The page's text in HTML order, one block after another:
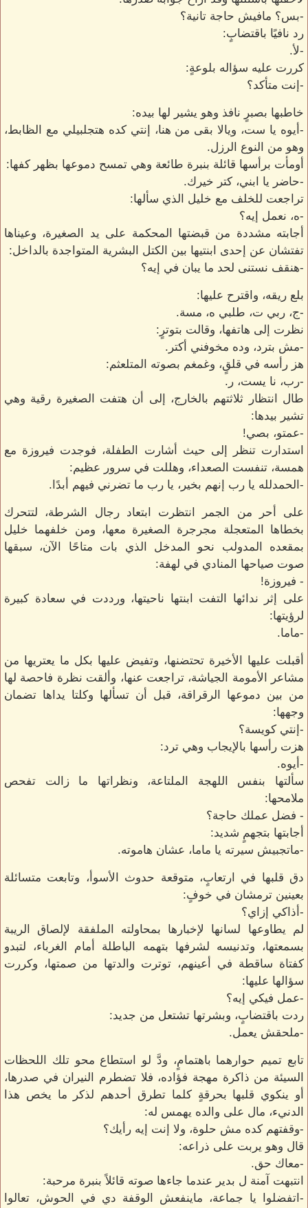
-بس؟ مافيش حاجة تانية؟
رد نافيًا باقتضابٍ:
-لأ.
كررت عليه سؤاله بلوعةٍ:
-إنت متأكد؟
خاطبها بصبرٍ نافذ وهو يشير لها بيده:
-أيوه يا ست، ويالا بقى من هنا، إنتي كده هتجلبيلي مع الظابط،
وهو من النوع الرزل.
أومأت برأسها قائلة بنبرة طائعة وهي تمسح دموعها بظهر كفها:
-حاضر يا ابني، كتر خيرك.
تراجعت للخلف مع خليل الذي سألها:
-ه، نعمل إيه؟
أجابته مشددة من قبضتها المحكمة على يد الصغيرة، وعيناها
تفتشان عن إحدى ابنتيها بين الكتل البشرية المتواجدة بالداخل:
-هنقف نستنى لحد ما يبان في إيه؟
بلع ريقه، واقترح عليها:
-ج، ربي ت، طلبي ه، مسة.
نظرت إلى هاتفها، وقالت بتوترٍ:
-مش بترد، وده مخوفني أكتر.
هز رأسه في قلقٍ، وغمغم بصوته المتلعثم:
-رب، نا يست، ر.
طال انتظار ثلاثتهم بالخارج، إلى أن هتفت الصغيرة رقية وهي
تشير بيدها:
-عمتو، بصي!
استدارت تنظر إلى حيث أشارت الطفلة، فوجدت فيروزة مع
همسة، تنفست الصعداء، وهللت في سرور عظيم:
-الحمدلله يا رب إنهم بخير، يا رب ما تضرني فيهم أبدًا.
على أحر من الجمر انتظرت ابتعاد رجال الشرطة، لتتحرك
بخطاها المتعجلة مجرجرة الصغيرة معها، ومن خلفهما خليل
بمقعده المدولب نحو المدخل الذي بات متاحًا الآن، سبقها
صوت صياحها المنادي في لهفة:
- فيروزة!
على إثر ندائها التفت ابنتها ناحيتها، ورددت في سعادة كبيرة
لرؤيتها:
-ماما.
أقبلت عليها الأخيرة تحتضنها، وتفيض عليها بكل ما يعتريها من
مشاعر الأمومة الجياشة، تراجعت عنها، وألقت نظرة فاحصة لها
من بين دموعها الرقراقة، قبل أن تسألها وكلتا يداها تضمان
وجهها:
-إنتي كويسة؟
هزت رأسها بالإيجاب وهي ترد:
-أيوه.
سألتها بنفس اللهجة الملتاعة، ونظراتها ما زالت تفحص
ملامحها:
- فضل عملك حاجة؟
أجابتها بتجهمٍ شديد:
-ماتجبيش سيرته يا ماما، عشان هاموته.
دق قلبها في ارتعابٍ، متوقعة حدوث الأسوأ، وتابعت متسائلة
بعينين ترمشان في خوفٍ:
-أذاكي إزاي؟
لم يطاوعها لسانها لإخبارها بمحاولته الملفقة لإلصاق الريبة
بسمعتها، وتدنيسه لشرفها بتهمه الباطلة أمام الغرباء، لتبدو
كفتاة ساقطة في أعينهم، توترت والدتها من صمتها، وكررت
سؤالها عليها:
-عمل فيكي إيه؟
ردت باقتضابٍ، وبشرتها تشتعل من جديد:
-ملحقش يعمل.
تابع تميم حوارهما باهتمامٍ، ودَّ لو استطاع محو تلك اللحظات
السيئة من ذاكرة مهجة فؤاده، فلا تضطرم النيران في صدرها،
أو ينكوي قلبها بحرقةٍ كلما تطرق أحدهم لذكر ما يخص هذا
الدنيء، مال على والده يهمس له:
-وقفتهم كده مش حلوة، ولا إنت إيه رأيك؟
قال وهو يربت على ذراعه:
-معاك حق.
انتبهت آمنة ل بدير عندما جاءها صوته قائلاً بنبرة مرحبة:
-اتفضلوا يا جماعة، ماينفعش الوقفة دي في الحوش، تعالوا